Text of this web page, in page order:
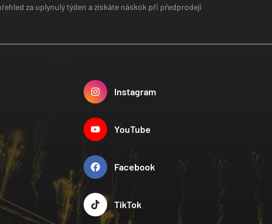
za uplynulý týden a získáte náskok při předprodeji
Instagram
YouTube
Facebook
TikTok